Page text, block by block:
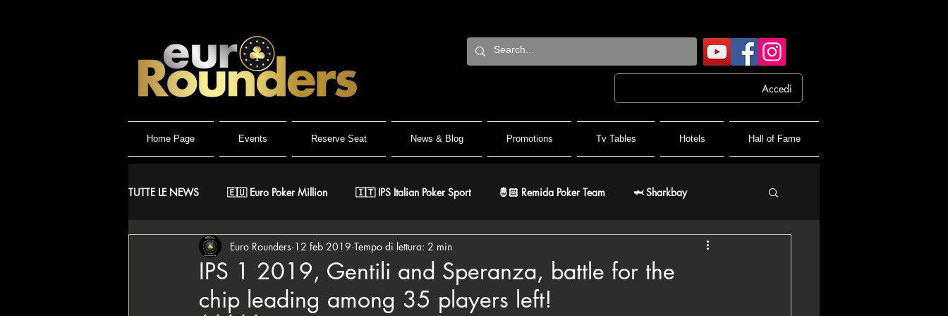
Accedi
Home Page Events Reserve Seat News & Blog Promotions Tv Tables Hotels Hall of Fame
TUTTE LE NEWS 🇪🇺 Euro Poker Million 🇮🇹 IPS Italian Poker Sport 🤴🏻 Remida Poker Team 🦈 Sharkbay
🐺 Wolf Millionaire 🐺 Wolf High Roller 🐺 White Wolf 🇫🇷 FPF France Poker Festival
🇪🇸 CNP Circuito Nacional de Poker ⚔️ Warriors 🎅🏻 ER Grand Final ♠️ Road to PSPC
IPS 1 2019, Gentili and Speranza, battle for the
chip leading among 35 players left!
Euro Rounders 12 feb 2019 Tempo di lettura: 2 min